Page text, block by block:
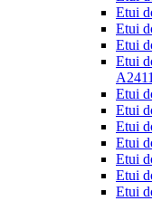
Etui
Etui
Etui
Etui
Etui
Etui
Etui
Etui
Etui
Etui
Etui